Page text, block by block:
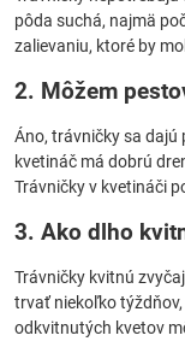
pôda suchá, najmä
zalievaniu, ktoré by
2. Môžem
Áno, trávničky sa dajú
kvetináč má dobrú
Trávničky v kvetináči
3. Ako dlho
Trávničky kvitnú
trvať niekoľko
odkvitnutých kvetov